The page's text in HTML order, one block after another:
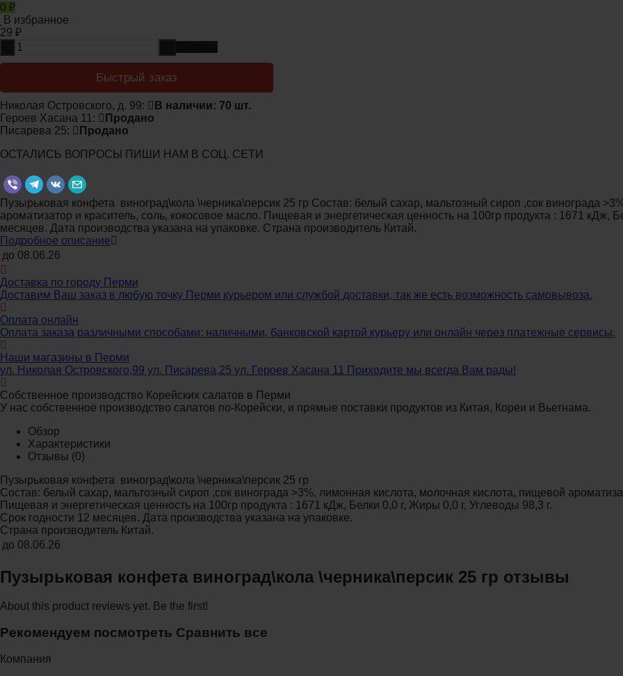
0 ₽
В избранное
29 ₽
Быстрый заказ
Николая Островского, д. 99:
В наличии: 70 шт.
Героев Хасана 11:
Продано
Писарева 25:
Продано
ОСТАЛИСЬ ВОПРОСЫ ПИШИ НАМ В СОЦ. СЕТИ
Пузырьковая конфета виноград\кола \черника\персик 25 гр Состав: белый сахар, мальтозный сироп ,сок винограда
ароматизатор и краситель, соль, кокосовое масло. Пищевая и энергетическая ценность на 100гр продукта : 1671 кДж,
месяцев. Дата производства указана на упаковке. Страна производитель Китай.
Подробное описание
до 08.06.26
Доставка по городу Перми
Доставим Ваш заказ в любую точку Перми курьером или службой доставки, так же есть возможность самовывоза.
Оплата онлайн
Оплата заказа различными способами: наличными, банковской картой курьеру или онлайн через платежные сервисы.
Наши магазины в Перми
ул. Николая Островского,99 ул. Писарева,25 ул. Героев Хасана 11 Приходите мы всегда Вам рады!
Собственное производство Корейских салатов в Перми
У нас собственное производство салатов по-Корейски, и прямые поставки продуктов из Китая, Кореи и Вьетнама.
Обзор
Характеристики
Отзывы (0)
Пузырьковая конфета виноград\кола \черника\персик 25 гр
Состав: белый сахар, мальтозный сироп ,сок винограда >3%, лимонная кислота, молочная кислота, пищевой
Пищевая и энергетическая ценность на 100гр продукта : 1671 кДж, Белки 0,0 г, Жиры 0,0 г, Углеводы 98,3 г.
Срок годности 12 месяцев. Дата производства указана на упаковке.
Страна производитель Китай.
до 08.06.26
Пузырьковая конфета виноград\кола \черника\персик 25 гр отзывы
About this product reviews yet. Be the first!
Рекомендуем посмотреть Сравнить все
Компания